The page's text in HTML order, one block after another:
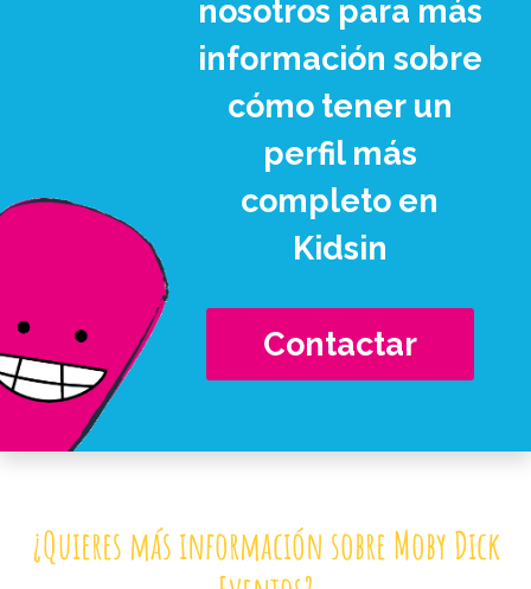
nosotros para más
información sobre
cómo tener un
perfil más
completo en
Kidsin
Contactar
¿Quieres más información sobre Moby Dick